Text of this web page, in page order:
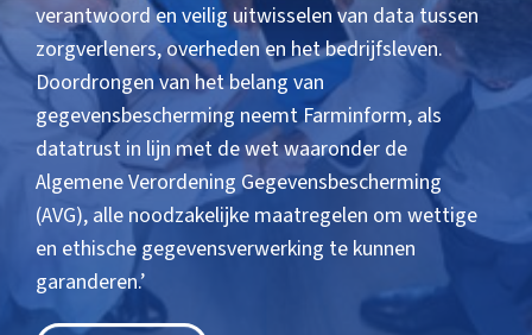
verantwoord en veilig uitwisselen van data tussen
zorgverleners, overheden en het bedrijfsleven.
Doordrongen van het belang van
gegevensbescherming neemt Farminform, als
datatrust in lijn met de wet waaronder de
Algemene Verordening Gegevensbescherming
(AVG), alle noodzakelijke maatregelen om wettige
en ethische gegevensverwerking te kunnen
garanderen.’